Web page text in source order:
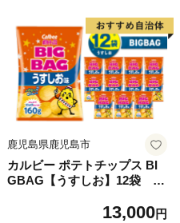
鹿児島県鹿児島市
カルビー ポテトチップス BI
GBAG【うすしお】12袋 K
13,000円